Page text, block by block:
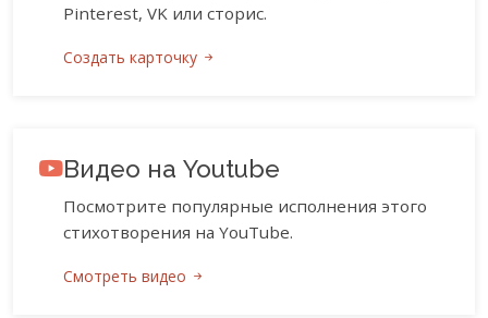
Pinterest, VK или сторис.
Создать карточку
Видео на Youtube
Посмотрите популярные исполнения этого
стихотворения на YouTube.
Смотреть видео